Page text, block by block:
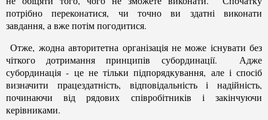
потрібно переконатися, чи точно ви здатні виконати
завдання, а вже потім погодитися.
Отже, жодна авторитетна організація не може існувати без
чіткого дотримання принципів субординації. Адже
субординація - це не тільки підпорядкування, але і спосіб
визначити працездатність, відповідальність і надійність,
починаючи від рядових співробітників і закінчуючи
керівниками.